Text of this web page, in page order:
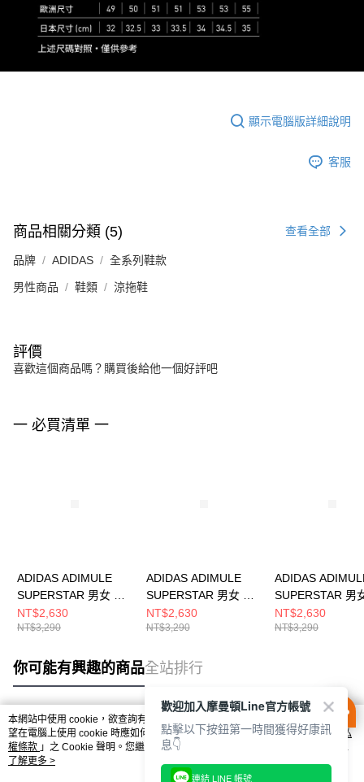
顯示電腦版詳細說明
客服
商品相關分類 (5) 查看全部
品牌 ADIDAS 全系列鞋款
男性商品 鞋類 涼拖鞋
評價
喜歡這個商品嗎？購買後給他一個好評吧
一 必買清單 一
ADIDAS ADIMULE
SUPERSTAR 男女 涼
拖鞋 LC0415
NT$2,630
NT$3,290
ADIDAS ADIMULE
SUPERSTAR 男女 涼
拖鞋 LC0422
NT$2,630
NT$3,290
ADIDAS
SUPERSTAR 男
拖鞋 LC0423
NT$2,630
NT$3,290
你可能有興趣的商品全站排行
熱門標籤
本網站中使用 cookie，欲查詢有關本網站使用 cookie 方式之詳情，及若您不希
望在電腦上使用 cookie 時應如何變更電腦的 cookie 設定，請參閱本網站「
隱私
權條款 」之 Cookie 聲明。您繼續使用本網站即表示您同意本公司得按本網站使
用條款之 Cookie 聲明使用 cookie。
了解更多 >
歡迎加入摩曼頓Line官方帳號
點擊以下按鈕第一時間獲得好康訊
息👇
連結 LINE 帳號